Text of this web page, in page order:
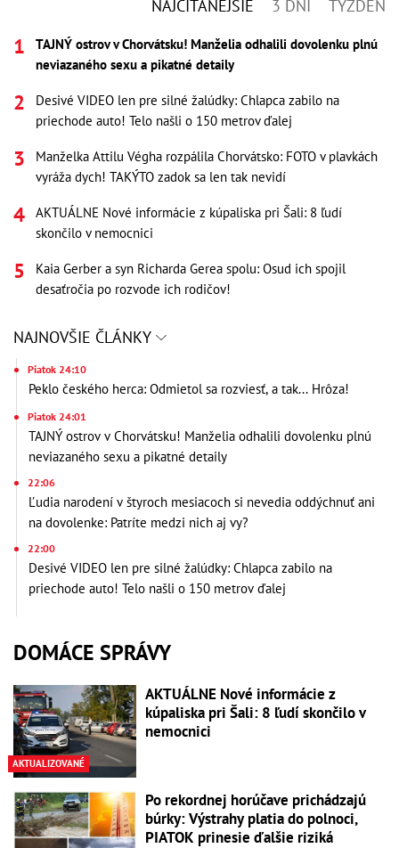
NAJČÍTANEJŠIE 3 DNI TÝŽDEŇ
TAJNÝ ostrov v Chorvátsku! Manželia odhalili dovolenku plnú
neviazaného sexu a pikatné detaily
Desivé VIDEO len pre silné žalúdky: Chlapca zabilo na
priechode auto! Telo našli o 150 metrov ďalej
Manželka Attilu Végha rozpálila Chorvátsko: FOTO v plavkách
vyráža dych! TAKÝTO zadok sa len tak nevidí
AKTUÁLNE Nové informácie z kúpaliska pri Šali: 8 ľudí
skončilo v nemocnici
Kaia Gerber a syn Richarda Gerea spolu: Osud ich spojil
desaťročia po rozvode ich rodičov!
NAJNOVŠIE ČLÁNKY
Piatok 24:10
Peklo českého herca: Odmietol sa rozviesť, a tak... Hrôza!
Piatok 24:01
TAJNÝ ostrov v Chorvátsku! Manželia odhalili dovolenku plnú
neviazaného sexu a pikatné detaily
22:06
Ľudia narodení v štyroch mesiacoch si nevedia oddýchnuť ani
na dovolenke: Patríte medzi nich aj vy?
22:00
Desivé VIDEO len pre silné žalúdky: Chlapca zabilo na
priechode auto! Telo našli o 150 metrov ďalej
DOMÁCE SPRÁVY
AKTUALIZOVANÉ
AKTUÁLNE Nové informácie z
kúpaliska pri Šali: 8 ľudí skončilo v
nemocnici
Po rekordnej horúčave prichádzajú
búrky: Výstrahy platia do polnoci,
PIATOK prinesie ďalšie riziká